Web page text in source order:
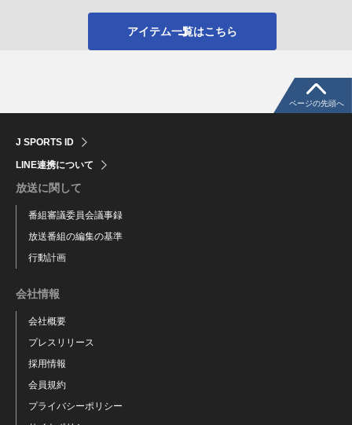
アイテム一覧はこちら
J SPORTS ID
LINE連携について
放送に関して
番組審議委員会議事録
放送番組の編集の基準
行動計画
会社情報
会社概要
プレスリリース
採用情報
会員規約
プライバシーポリシー
ページの先頭へ